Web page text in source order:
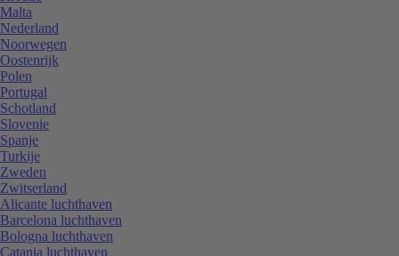
Malta
Nederland
Noorwegen
Oostenrijk
Polen
Portugal
Schotland
Slovenie
Spanje
Turkije
Zweden
Zwitserland
Alicante luchthaven
Barcelona luchthaven
Bologna luchthaven
Catania luchthaven